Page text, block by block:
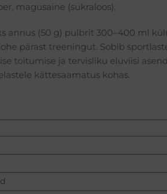
magusaine (sukraloos).
annus (50 g) pulbrit 300–400 ml
pärast treeningut. Sobib
toitumise ja tervisliku eluviisi
kättesaamatus kohas.